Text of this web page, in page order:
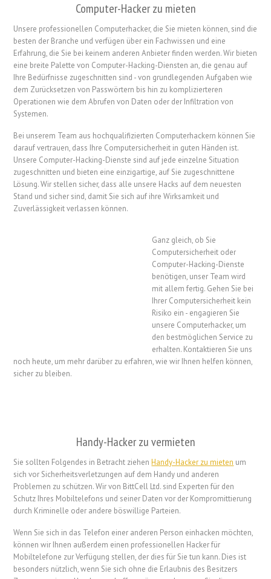
Computer-Hacker zu mieten
Unsere professionellen Computerhacker, die Sie mieten können, sind die
besten der Branche und verfügen über ein Fachwissen und eine
Erfahrung, die Sie bei keinem anderen Anbieter finden werden. Wir bieten
eine breite Palette von Computer-Hacking-Diensten an, die genau auf
Ihre Bedürfnisse zugeschnitten sind - von grundlegenden Aufgaben wie
dem Zurücksetzen von Passwörtern bis hin zu komplizierteren
Operationen wie dem Abrufen von Daten oder der Infiltration von
Systemen.
Bei unserem Team aus hochqualifizierten Computerhackern können Sie
darauf vertrauen, dass Ihre Computersicherheit in guten Händen ist.
Unsere Computer-Hacking-Dienste sind auf jede einzelne Situation
zugeschnitten und bieten eine einzigartige, auf Sie zugeschnittene
Lösung. Wir stellen sicher, dass alle unsere Hacks auf dem neuesten
Stand und sicher sind, damit Sie sich auf ihre Wirksamkeit und
Zuverlässigkeit verlassen können.
Ganz gleich, ob Sie
Computersicherheit oder
Computer-Hacking-Dienste
benötigen, unser Team wird
mit allem fertig. Gehen Sie bei
Ihrer Computersicherheit kein
Risiko ein - engagieren Sie
unsere Computerhacker, um
den bestmöglichen Service zu
erhalten. Kontaktieren Sie uns
noch heute, um mehr darüber zu erfahren, wie wir Ihnen helfen können,
sicher zu bleiben.
Handy-Hacker zu vermieten
Sie sollten Folgendes in Betracht ziehenHandy-Hacker zu mieten um
sich vor Sicherheitsverletzungen auf dem Handy und anderen
Problemen zu schützen. Wir von BittCell Ltd. sind Experten für den
Schutz Ihres Mobiltelefons und seiner Daten vor der Kompromittierung
durch Kriminelle oder andere böswillige Parteien.
Wenn Sie sich in das Telefon einer anderen Person einhacken möchten,
können wir Ihnen außerdem einen professionellen Hacker für
Mobiltelefone zur Verfügung stellen, der dies für Sie tun kann. Dies ist
besonders nützlich, wenn Sie sich ohne die Erlaubnis des Besitzers